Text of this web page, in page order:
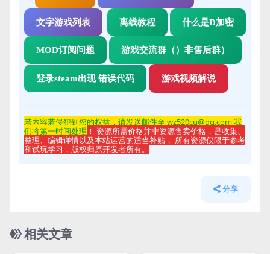
文字游戏列表 离线教程 什么是D加密
MOD订阅问题 游戏交流群（）非售后群）
登录steam出现 错误代码 游戏视频解说
若内容若侵犯到您的权益，请发送邮件至 wz520cu@qq.com 我
们将第一时间处理 ！ 资源所需价格并非资源售卖价格，是收集、
整理、编辑详情以及本站运营的适当补贴， 所有资源仅限于参考
和试玩学习，版权归原开发者所有。
分享
相关文章